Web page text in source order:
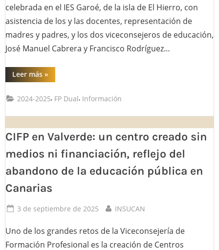
celebrada en el IES Garoé, de la isla de El Hierro, con
asistencia de los y las docentes, representación de
madres y padres, y los dos viceconsejeros de educación,
José Manuel Cabrera y Francisco Rodríguez…
Leer más“Sin
financiación
hay
futuro:
CIFP
Valverde
desmantela
al
Garoé”
»
2024-2025, FP Dual, Información
CIFP en Valverde: un centro creado sin
medios ni financiación, reflejo del
abandono de la educación pública en
Canarias
Posted
3 de septiembre de 2025 By
INSUCAN
Uno de los grandes retos de la Viceconsejería de
Formación Profesional es la creación de Centros